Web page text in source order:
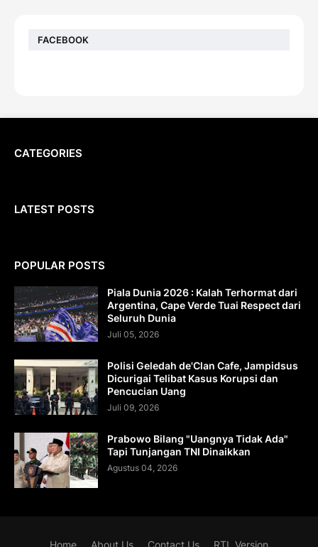
FACEBOOK
CATEGORIES
LATEST POSTS
POPULAR POSTS
Piala Dunia 2026 : Kalah Terhormat dari
Argentina, Cape Verde Tuai Respect dari
Seluruh Dunia
Juli 05, 2026
Polisi Geledah de'Clan Cafe, Jampidsus
Dicurigai Telibat Kasus Korupsi dan
Pencucian Uang
Juli 09, 2026
Prabowo Bilang "Uangnya Tidak Ada"
Tapi Tunjangan TNI Dinaikkan
Agustus 04, 2026